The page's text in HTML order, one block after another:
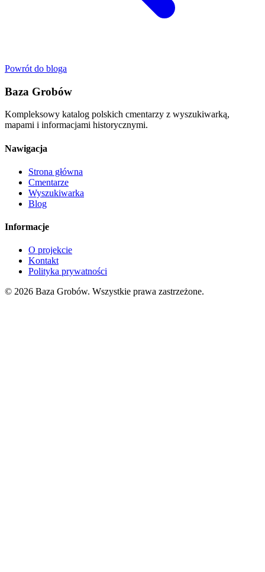
Powrót do bloga
Baza Grobów
Kompleksowy katalog polskich cmentarzy z wyszukiwarką,
mapami i informacjami historycznymi.
Nawigacja
Strona główna
Cmentarze
Wyszukiwarka
Blog
Informacje
O projekcie
Kontakt
Polityka prywatności
© 2026 Baza Grobów. Wszystkie prawa zastrzeżone.